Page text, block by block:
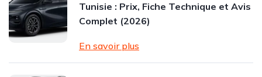
Tunisie : Prix, Fiche Technique et Avis
Complet (2026)
En savoir plus